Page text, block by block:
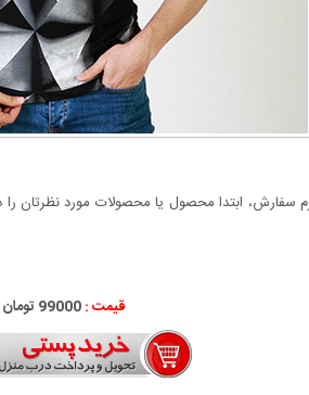
ابتدا محصول یا محصولات مورد نظرتان
قیمت :99000 تومان